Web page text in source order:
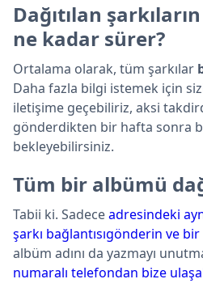
Dağıtılan
ne kadar sürer?
Ortalama olarak, tüm şarkılar
Daha fazla bilgi istemek için
iletişime geçebiliriz, aksi
gönderdikten bir hafta sonra
bekleyebilirsiniz.
Tüm bir albümü
Tabii ki. Sadeceadresindeki
şarkı bağlantısıgönderin ve bir
albüm adını da yazmayı
numaralı telefondan bize